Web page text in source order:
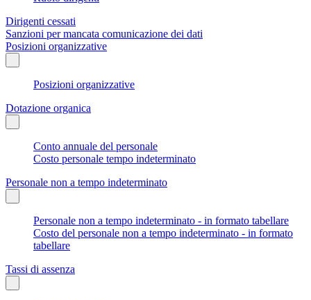
Dirigenti cessati
Sanzioni per mancata comunicazione dei dati
Posizioni organizzative
Posizioni organizzative
Dotazione organica
Conto annuale del personale
Costo personale tempo indeterminato
Personale non a tempo indeterminato
Personale non a tempo indeterminato - in formato tabellare
Costo del personale non a tempo indeterminato - in formato
tabellare
Tassi di assenza